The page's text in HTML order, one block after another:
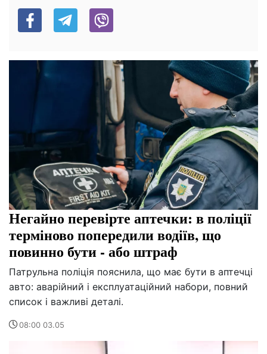
Негайно перевірте аптечки: в поліції
терміново попередили водіїв, що
повинно бути - або штраф
Патрульна поліція пояснила, що має бути в аптечці
авто: аварійний і експлуатаційний набори, повний
список і важливі деталі.
08:00 03.05